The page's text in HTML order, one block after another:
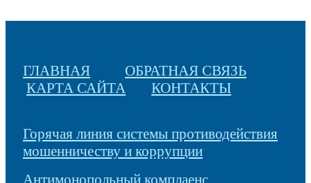
ГЛАВНАЯ
ОБРАТНАЯ СВЯЗЬ
КАРТА САЙТА
КОНТАКТЫ
Горячая линия системы противодействия
мошенничеству и коррупции
Антимонопольный комплаенс